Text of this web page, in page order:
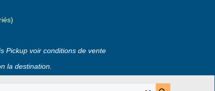
Pickup voir conditions de vente
la destination.